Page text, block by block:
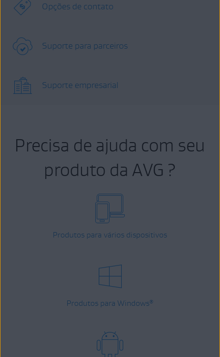
Opções de contato
Suporte para parceiros
Suporte empresarial
Precisa de ajuda com seu
produto da AVG ?
Produtos para vários dispositivos
Produtos para Windows®